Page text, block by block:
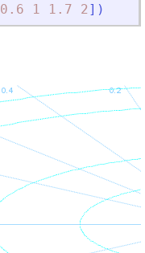
0.6 1 1.7 2] )